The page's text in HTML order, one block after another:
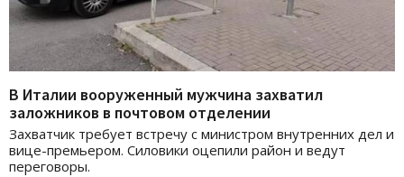
В Италии вооруженный мужчина захватил
заложников в почтовом отделении
Захватчик требует встречу с министром внутренних дел и
вице-премьером. Силовики оцепили район и ведут
переговоры.